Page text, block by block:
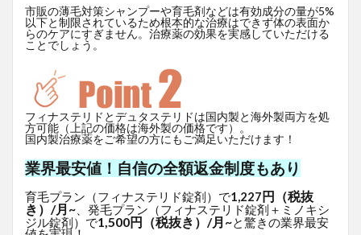
市販の薄毛対策シャンプーや育毛剤などは有効成分の量が5%
以下と制限されているため根本的な治療はできず体の表面か
らのケアにすぎません。治療薬の効果を実感していただける
ことでしょう。
フィナステリドとデュタステリドは国内製と海外製両方を処
方可能（上記の価格は海外製の価格です）。
国内製治療薬をご希望の方にもご満足いただけます！
業界最安値！自信の全額返金制度もあり
育毛プラン（フィナステリド錠剤）で1,227円（税抜
き）/月~ 、発毛プラン（フィナステリド錠剤＋ミノキシ
ジル錠剤）で1,500円（税抜き）/月~と驚きの業界最安